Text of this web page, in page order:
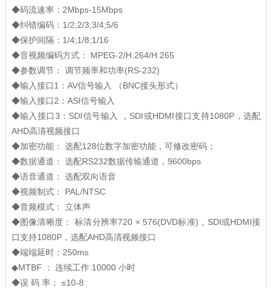
◆码流速率：2Mbps-15Mbps
◆纠错编码：1/2;2/3;3/4;5/6
◆保护间隔：1/4;1/8;1/16
◆音视频编码方式： MPEG-2/H.264/H.265
◆参数调节： 调节频率和功率(RS-232)
◆输入接口1：AV信号输入 （BNC接头形式）
◆输入接口2：ASI信号输入
◆输入接口3：SDI信号输入 ，SDI或HDMI接口支持1080P，选配
AHD高清视频接口
◆加密功能： 选配128位数字加密功能，可修改密码；
◆数据通道： 选配RS232数据传输通道，9600bps
◆语音通道： 选配双向语音
◆视频制式： PAL/NTSC
◆音频模式： 立体声
◆图像清晰度： 标清分辨率720 × 576(DVD标准)，SDI或HDMI接
口支持1080P，选配AHD高清视频接口
◆端端延时：250ms
◆MTBF ： 连续工作 10000 小时
◆误 码 率： ≤10-8